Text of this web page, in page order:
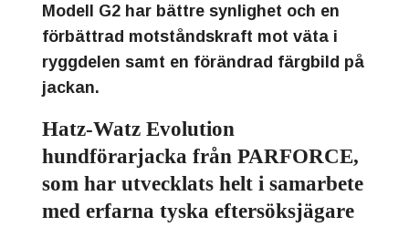
Modell G2 har bättre synlighet och en
förbättrad motståndskraft mot väta i
ryggdelen samt en förändrad färgbild på
jackan.
Hatz-Watz Evolution
hundförarjacka från PARFORCE,
som har utvecklats helt i samarbete
med erfarna tyska eftersöksjägare